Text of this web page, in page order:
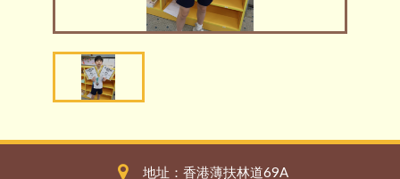
地址：香港薄扶林道69A